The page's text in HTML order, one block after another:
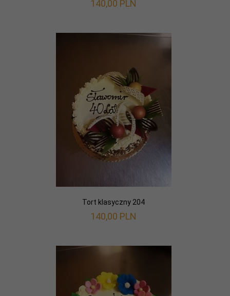
140,00 PLN
Tort klasyczny 204
140,00 PLN